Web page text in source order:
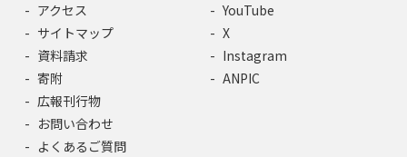
アクセス
サイトマップ
資料請求
寄附
広報刊行物
お問い合わせ
よくあるご質問
YouTube
X
Instagram
ANPIC